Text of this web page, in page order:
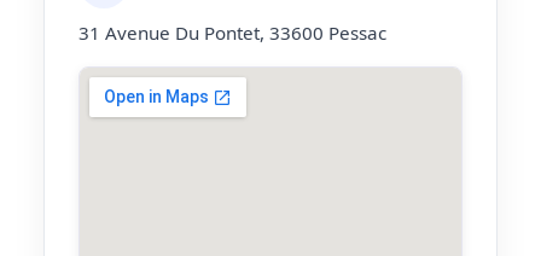
31 Avenue Du Pontet, 33600 Pessac